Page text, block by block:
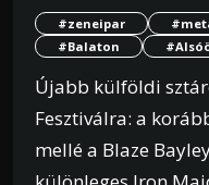
#zeneipar
#Balaton
Újabb külföldi
Fesztiválra: a
mellé a Blaze